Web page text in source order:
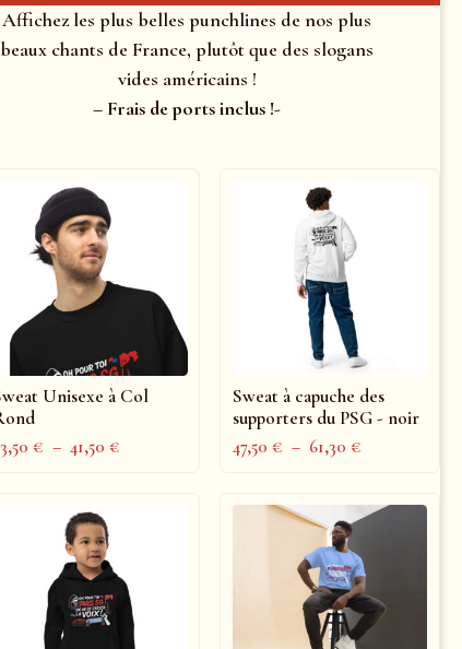
Affichez les plus belles punchlines de nos plus
beaux chants de France, plutôt que des slogans
vides américains !
– Frais de ports inclus !-
Unisexe à Col
€ – 41,50€
Sweat à capuche des
supporters du PSG - noir
47,50€ – 61,30€